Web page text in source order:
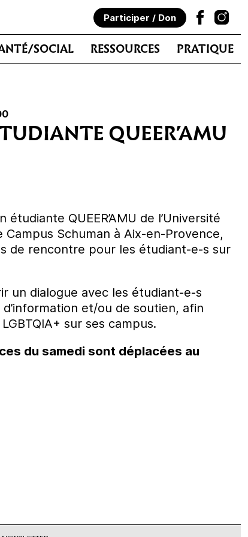
SOCIAL RESSOURCES PRATIQUE
Participer / Don
QUEER’AMU
étudiante QUEER’AMU de l’Université
Campus Schuman à Aix-en-Provence,
de rencontre pour les étudiant-e-s sur
un dialogue avec les étudiant-e-s
et/ou de soutien, afin
sur ses campus.
du samedi sont déplacées au